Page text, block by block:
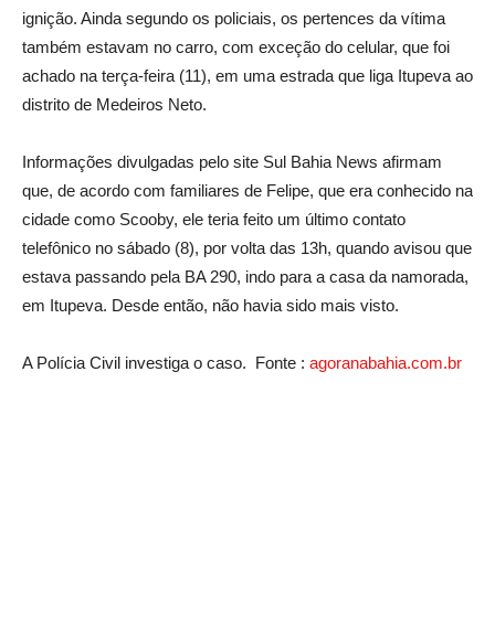
ignição. Ainda segundo os policiais, os pertences da vítima
também estavam no carro, com exceção do celular, que foi
achado na terça-feira (11), em uma estrada que liga Itupeva ao
distrito de Medeiros Neto.
Informações divulgadas pelo site Sul Bahia News afirmam
que, de acordo com familiares de Felipe, que era conhecido na
cidade como Scooby, ele teria feito um último contato
telefônico no sábado (8), por volta das 13h, quando avisou que
estava passando pela BA 290, indo para a casa da namorada,
em Itupeva. Desde então, não havia sido mais visto.
A Polícia Civil investiga o caso. Fonte : agoranabahia.com.br